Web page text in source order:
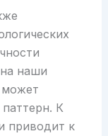
наши
может
К
приводит к